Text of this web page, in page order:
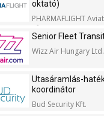
oktató)
PHARMAFLIGHT
Kft.
Senior Fleet
Wizz Air Hungary Ltd.
Utasáramlás-
koordinátor
Bud Security Kft.